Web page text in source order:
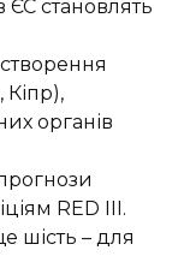
ЄС становлять
органів
RED III.
шість – для